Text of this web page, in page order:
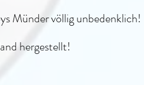
Münder völlig unbedenklich!
hergestellt!